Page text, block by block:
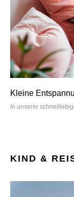
Kleine
In unserer
KIND &